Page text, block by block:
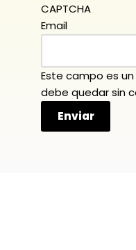
CAPTCHA
Email
Este campo es
debe quedar sin